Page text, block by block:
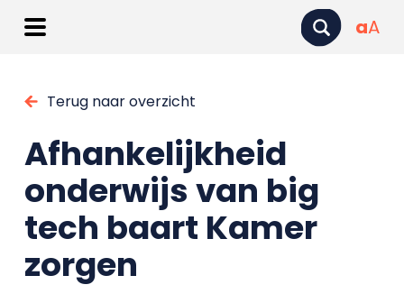
aA
Terug naar overzicht
Afhankelijkheid
onderwijs van big
tech baart Kamer
zorgen